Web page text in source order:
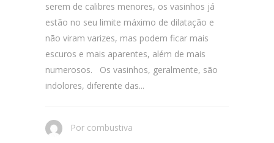
serem de calibres menores, os vasinhos já
estão no seu limite máximo de dilatação e
não viram varizes, mas podem ficar mais
escuros e mais aparentes, além de mais
numerosos. Os vasinhos, geralmente, são
indolores, diferente das...
Por combustiva